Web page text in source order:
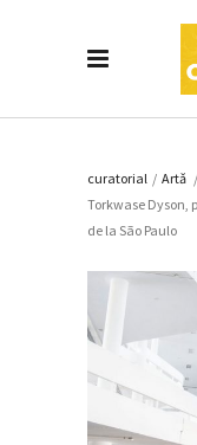
curatorial / Artǎ /
Torkwase Dyson,
de la São Paulo